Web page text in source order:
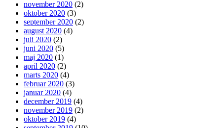
november 2020 (2)
oktober 2020 (3)
september 2020 (2)
august 2020 (4)
juli 2020 (2)
juni 2020 (5)
maj 2020 (1)
april 2020 (2)
marts 2020 (4)
februar 2020 (3)
januar 2020 (4)
december 2019 (4)
november 2019 (2)
oktober 2019 (4)